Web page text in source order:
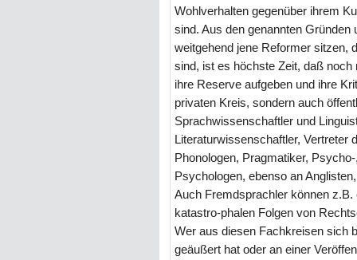
Wohlverhalten gegenüber ihrem
sind. Aus den genannten
weitgehend jene Reformer sitzen,
sind, ist es höchste Zeit, daß
ihre Reserve aufgeben und ihre
privaten Kreis, sondern auch
Sprachwissenschaftler und
Literaturwissenschaftler, Vertreter
Phonologen, Pragmatiker,
Psychologen, ebenso an
Auch Fremdsprachler können
katastro-phalen Folgen von
Wer aus diesen Fachkreisen sich
geäußert hat oder an einer